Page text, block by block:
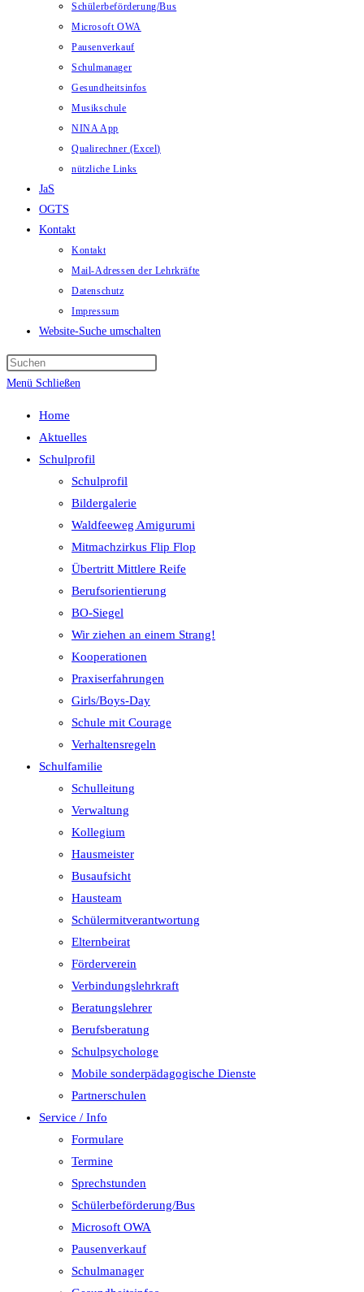
Schülerbeförderung/Bus
Microsoft OWA
Pausenverkauf
Schulmanager
Gesundheitsinfos
Musikschule
NINA App
Qualirechner (Excel)
nützliche Links
JaS
OGTS
Kontakt
Kontakt
Mail-Adressen der Lehrkräfte
Datenschutz
Impressum
Website-Suche umschalten
Menü Schließen
Home
Aktuelles
Schulprofil
Schulprofil
Bildergalerie
Waldfeeweg Amigurumi
Mitmachzirkus Flip Flop
Übertritt Mittlere Reife
Berufsorientierung
BO-Siegel
Wir ziehen an einem Strang!
Kooperationen
Praxiserfahrungen
Girls/Boys-Day
Schule mit Courage
Verhaltensregeln
Schulfamilie
Schulleitung
Verwaltung
Kollegium
Hausmeister
Busaufsicht
Hausteam
Schülermitverantwortung
Elternbeirat
Förderverein
Verbindungslehrkraft
Beratungslehrer
Berufsberatung
Schulpsychologe
Mobile sonderpädagogische Dienste
Partnerschulen
Service / Info
Formulare
Termine
Sprechstunden
Schülerbeförderung/Bus
Microsoft OWA
Pausenverkauf
Schulmanager